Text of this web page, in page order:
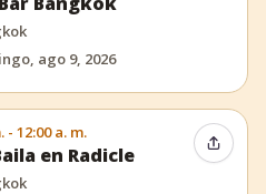
ago 9, 2026
- 12:00 a. m.
en Radicle